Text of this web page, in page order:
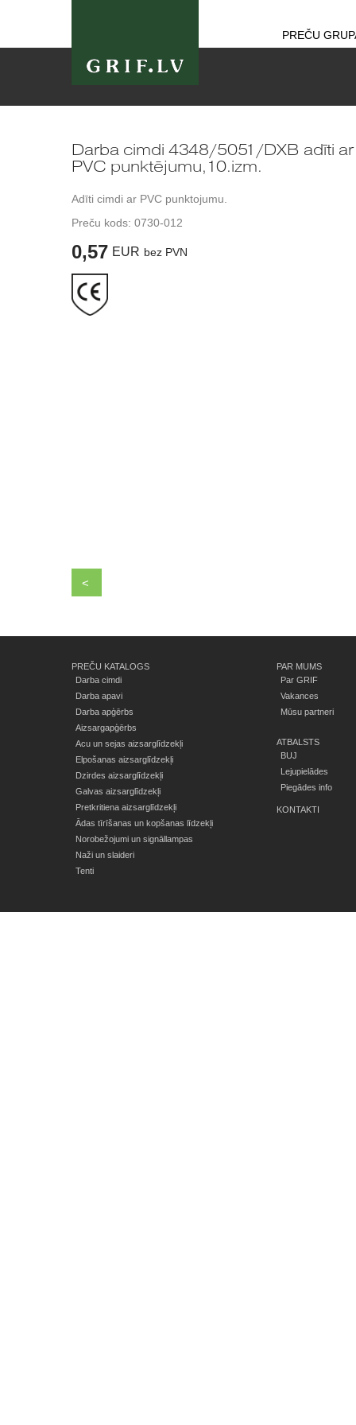
PREČU
Darba cimdi 4348/5051/DXB adīti ar
PVC punktējumu,10.izm.
Adīti cimdi ar PVC punktojumu.
Preču kods: 0730-012
0,57 EUR bez PVN
<
PREČU KATALOGS
Darba cimdi
Darba apavi
Darba apģērbs
Aizsargapģērbs
Acu un sejas aizsarglīdzekļi
Elpošanas aizsarglīdzekļi
Dzirdes aizsarglīdzekļi
Galvas aizsarglīdzekļi
Pretkritiena aizsarglīdzekļi
Ādas tīrīšanas un kopšanas līdzekļi
Norobežojumi un signāllampas
Naži un slaideri
Tenti
PAR MUMS
Par GRIF
Vakances
Mūsu partneri
ATBALSTS
BUJ
Lejupielādes
Piegādes info
KONTAKTI